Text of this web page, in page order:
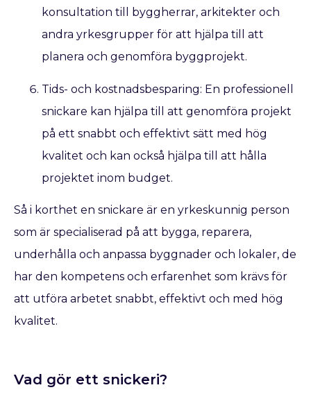
konsultation till byggherrar, arkitekter och
andra yrkesgrupper för att hjälpa till att
planera och genomföra byggprojekt.
Tids- och kostnadsbesparing: En professionell
snickare kan hjälpa till att genomföra projekt
på ett snabbt och effektivt sätt med hög
kvalitet och kan också hjälpa till att hålla
projektet inom budget.
Så i korthet en snickare är en yrkeskunnig person
som är specialiserad på att bygga, reparera,
underhålla och anpassa byggnader och lokaler, de
har den kompetens och erfarenhet som krävs för
att utföra arbetet snabbt, effektivt och med hög
kvalitet.
Vad gör ett snickeri?